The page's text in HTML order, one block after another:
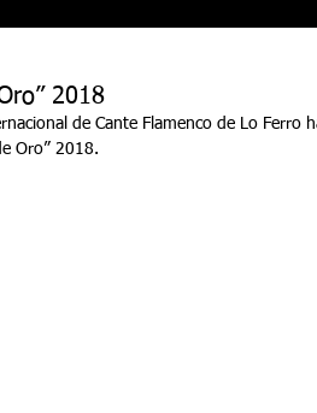
2018
de Cante Flamenco de Lo Ferro
Oro” 2018.